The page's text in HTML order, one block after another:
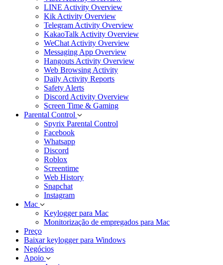
LINE Activity Overview
Kik Activity Overview
Telegram Activity Overview
KakaoTalk Activity Overview
WeChat Activity Overview
Messaging App Overview
Hangouts Activity Overview
Web Browsing Activity
Daily Activity Reports
Safety Alerts
Discord Activity Overview
Screen Time & Gaming
Parental Control
Spyrix Parental Control
Facebook
Whatsapp
Discord
Roblox
Screentime
Web History
Snapchat
Instagram
Mac
Keylogger para Mac
Monitorização de empregados para Mac
Preço
Baixar keylogger para Windows
Negócios
Apoio